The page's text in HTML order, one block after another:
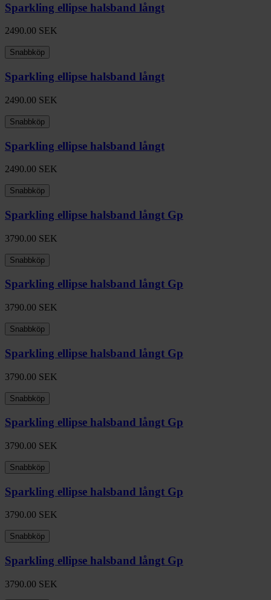
Sparkling ellipse halsband långt
2490.00 SEK
Snabbköp
Sparkling ellipse halsband långt
2490.00 SEK
Snabbköp
Sparkling ellipse halsband långt
2490.00 SEK
Snabbköp
Sparkling ellipse halsband långt Gp
3790.00 SEK
Snabbköp
Sparkling ellipse halsband långt Gp
3790.00 SEK
Snabbköp
Sparkling ellipse halsband långt Gp
3790.00 SEK
Snabbköp
Sparkling ellipse halsband långt Gp
3790.00 SEK
Snabbköp
Sparkling ellipse halsband långt Gp
3790.00 SEK
Snabbköp
Sparkling ellipse halsband långt Gp
3790.00 SEK